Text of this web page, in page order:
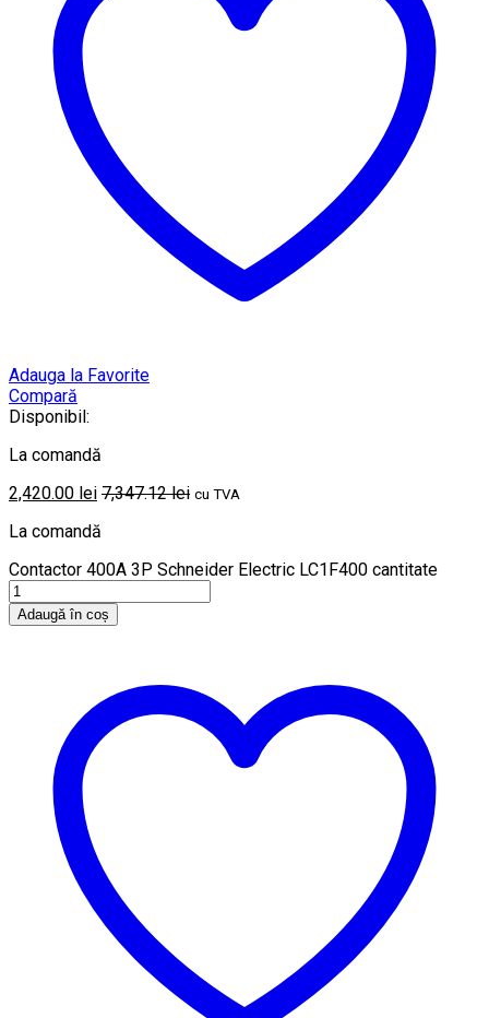
Adauga la Favorite
Compară
Disponibil:
La comandă
2,420.00 lei 7,347.12lei cu TVA
La comandă
Contactor 400A 3P Schneider Electric LC1F400 cantitate
Adaugă în coș